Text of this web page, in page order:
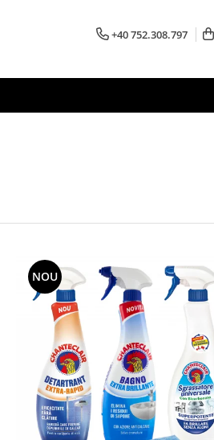
+40 752.308.797
NOU